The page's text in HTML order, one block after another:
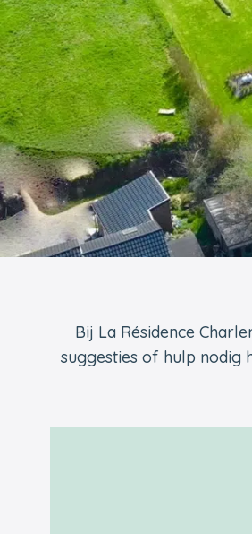
Bij La Résidence
suggesties of hulp nodig